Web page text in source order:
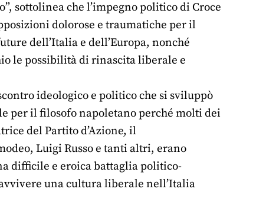
sottolinea che l’impegno politico di Croce
dolorose e traumatiche per il
dell’Italia e dell’Europa, nonché
le possibilità di rinascita liberale e
ideologico e politico che si sviluppò
per il filosofo napoletano perché molti dei
del Partito d’Azione, il
Luigi Russo e tanti altri, erano
difficile e eroica battaglia politico-
una cultura liberale nell’Italia